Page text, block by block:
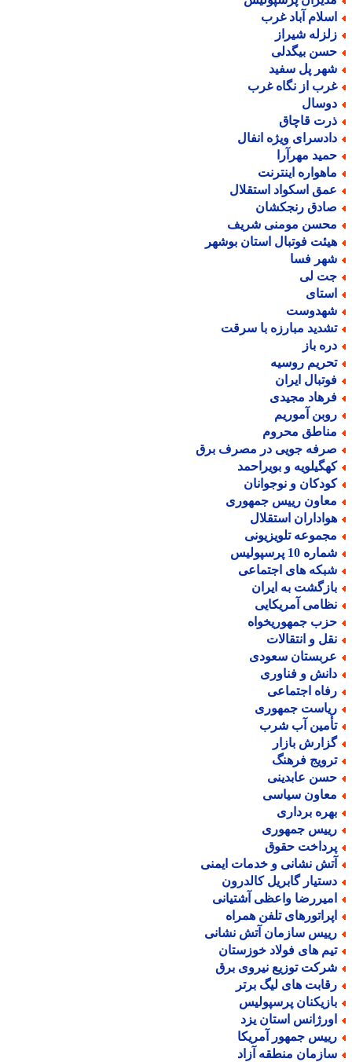
آباد غرب
شیراز
بیگدلی
پل سفید
از نگاه غرب
قاچاق
ویژه انفال
مهرآرا
اینترنت
اسکواد استقلال
رنجکشان
مومنی شریف
فوتبال استان بوشهر
فسا
لی
مبارزه با سرقت
باز
روسیه
ایران
مجیدی
آموریم
محروم
جویی در مصرف برق
و بویراحمد
و نوجوانان
رییس جمهوری
استقلال
تلویزیونی
10 پرسپولیس
های اجتماعی
به ایران
آمریکایی
جمهوریخواه
و انتقالات
سعودی
و فناوری
اجتماعی
جمهوری
آب شرب
بازار
فرهنگ
عابدینی
سیاسی
برداری
جمهوری
حقوق
نشانی و خدمات ایمنی
گابریل کالدرون
واعظی آشتیانی
تلفن همراه
سازمان آتش نشانی
های فولاد خوزستان
توزیع نیروی برق
های لیگ برتر
پرسپولیس
استان یزد
جمهور آمریکا
منطقه آزاد